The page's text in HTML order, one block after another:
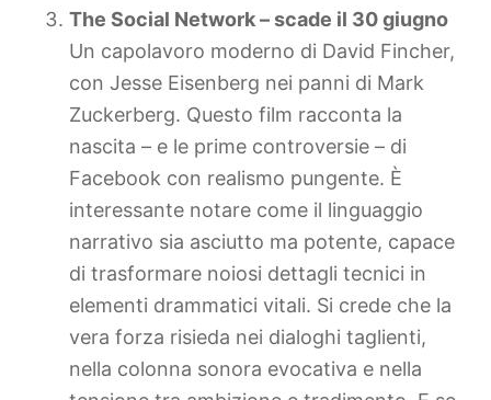
The Social Network – scade il 30 giugno
Un capolavoro moderno di David Fincher,
con Jesse Eisenberg nei panni di Mark
Zuckerberg. Questo film racconta la
nascita – e le prime controversie – di
Facebook con realismo pungente. È
interessante notare come il linguaggio
narrativo sia asciutto ma potente, capace
di trasformare noiosi dettagli tecnici in
elementi drammatici vitali. Si crede che la
vera forza risieda nei dialoghi taglienti,
nella colonna sonora evocativa e nella